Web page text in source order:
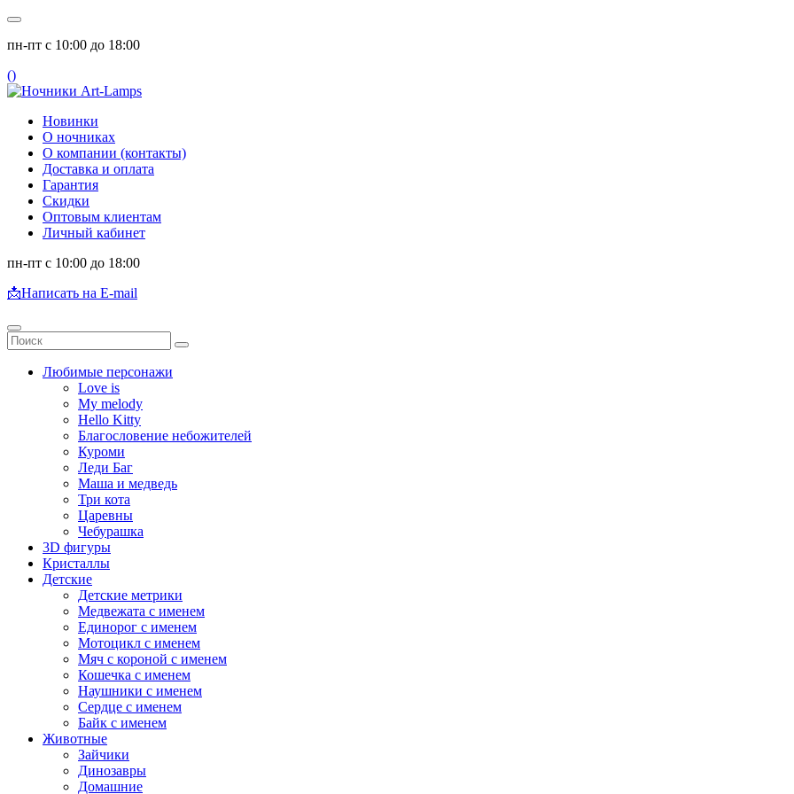
пн-пт с 10:00 до 18:00
()
Новинки
О ночниках
О компании (контакты)
Доставка и оплата
Гарантия
Скидки
Оптовым клиентам
Личный кабинет
пн-пт с 10:00 до 18:00
📩Написать на E-mail
Любимые персонажи
Love is
My melody
Hello Kitty
Благословение небожителей
Куроми
Леди Баг
Маша и медведь
Три кота
Царевны
Чебурашка
3D фигуры
Кристаллы
Детские
Детские метрики
Медвежата с именем
Единорог с именем
Мотоцикл с именем
Мяч с короной с именем
Кошечка с именем
Наушники с именем
Сердце с именем
Байк с именем
Животные
Зайчики
Динозавры
Домашние